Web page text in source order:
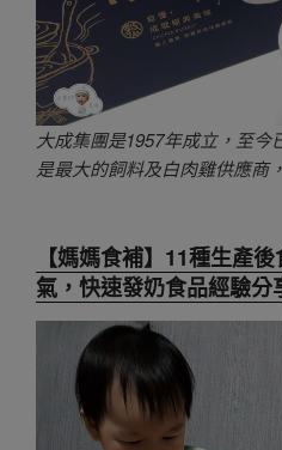
大成集團是1957年成立，至今
是最大的飼料及白肉雞供應商
【媽媽食補】11種生產
氣，快速發奶食品經驗